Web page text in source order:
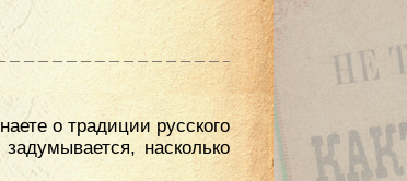
о традиции русского
насколько